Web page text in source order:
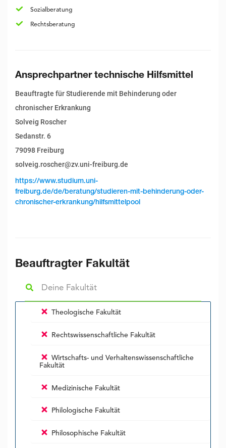
Sozialberatung
Rechtsberatung
Ansprechpartner technische Hilfsmittel
Beauftragte für Studierende mit Behinderung oder
chronischer Erkrankung
Solveig Roscher
Sedanstr. 6
79098 Freiburg
solveig.roscher@zv.uni-freiburg.de
https://www.studium.uni-
freiburg.de/de/beratung/studieren-mit-behinderung-oder-
chronischer-erkrankung/hilfsmittelpool
Beauftragter Fakultät
Theologische Fakultät
Rechtswissenschaftliche Fakultät
Wirtschafts- und Verhaltenswissenschaftliche
Fakultät
Medizinische Fakultät
Philologische Fakultät
Philosophische Fakultät